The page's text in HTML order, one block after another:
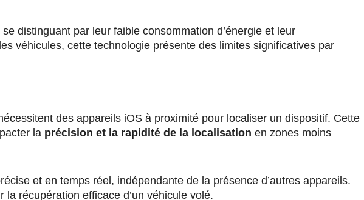
distinguant par leur faible consommation d’énergie et leur
véhicules, cette technologie présente des limites significatives par
des appareils iOS à proximité pour localiser un dispositif. Cette
la précision et la rapidité de la localisation en zones moins
et en temps réel, indépendante de la présence d’autres appareils.
récupération efficace d’un véhicule volé.